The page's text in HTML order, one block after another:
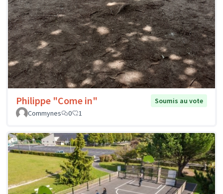
Philippe "Come in"
Soumis au vote
Commynes
0 1